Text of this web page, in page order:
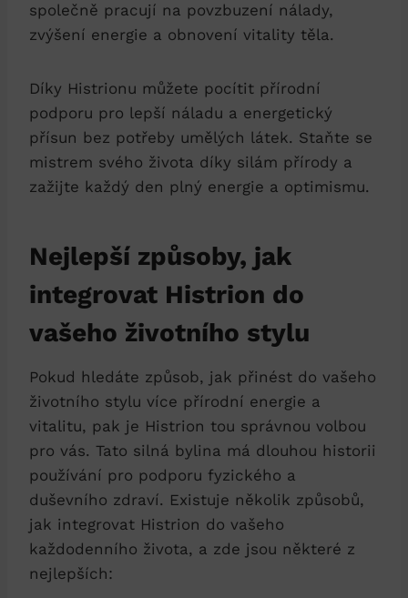
společně pracují na povzbuzení nálady,
zvýšení energie a obnovení vitality těla.
Díky Histrionu můžete pocítit přírodní
podporu pro lepší náladu a energetický
přísun bez potřeby umělých látek. Staňte se
mistrem svého života díky silám přírody a
zažijte každý den plný energie a optimismu.
Nejlepší způsoby, jak
integrovat Histrion do
vašeho životního stylu
Pokud hledáte způsob, jak přinést do vašeho
životního stylu více přírodní energie a
vitalitu, pak je Histrion tou správnou volbou
pro vás. Tato silná bylina má dlouhou historii
používání pro podporu fyzického a
duševního zdraví. Existuje několik způsobů,
jak integrovat Histrion do vašeho
každodenního života, a zde jsou některé z
nejlepších: